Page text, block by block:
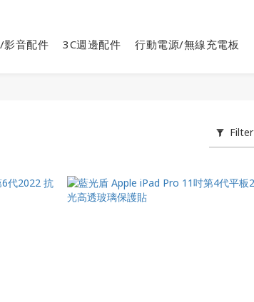
影音配件 3C週邊配件 行動電源/無線充電板
Filter